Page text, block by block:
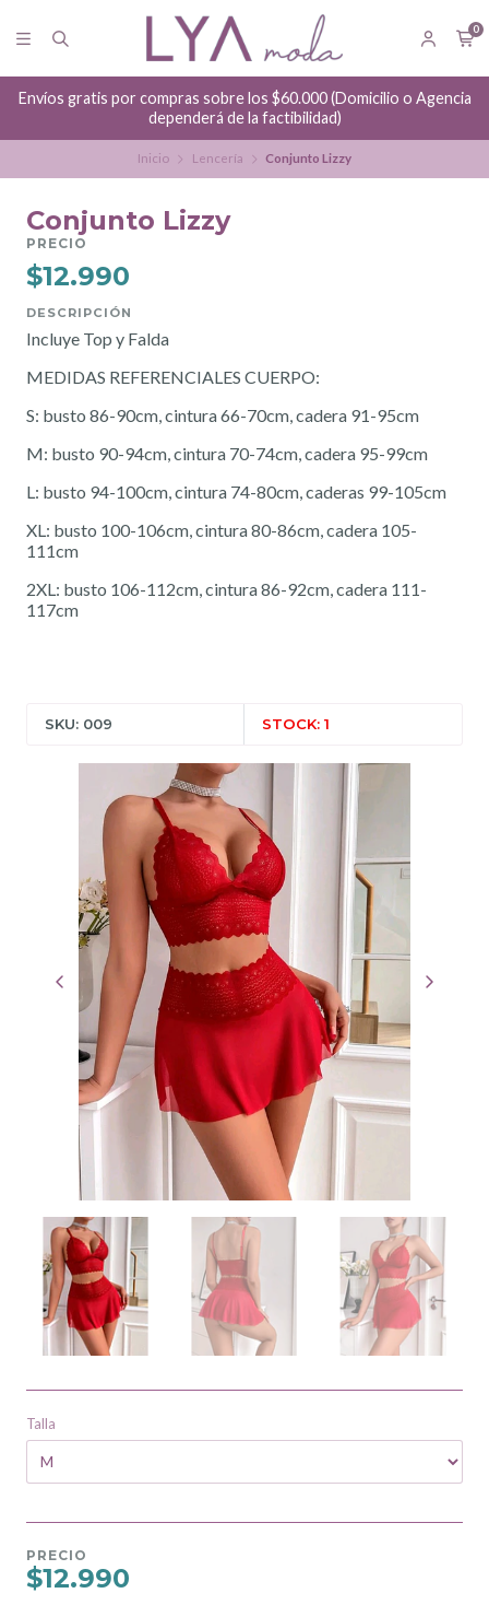
0
Envíos gratis por compras sobre los $60.000 (Domicilio o Agencia
dependerá de la factibilidad)
Inicio Lencería Conjunto Lizzy
Conjunto Lizzy
PRECIO
$12.990
DESCRIPCIÓN
Incluye Top y Falda
MEDIDAS REFERENCIALES CUERPO:
S: busto 86-90cm, cintura 66-70cm, cadera 91-95cm
M: busto 90-94cm, cintura 70-74cm, cadera 95-99cm
L: busto 94-100cm, cintura 74-80cm, caderas 99-105cm
XL: busto 100-106cm, cintura 80-86cm, cadera 105-
111cm
2XL: busto 106-112cm, cintura 86-92cm, cadera 111-
117cm
SKU: 009 STOCK: 1
Talla
PRECIO
$12.990